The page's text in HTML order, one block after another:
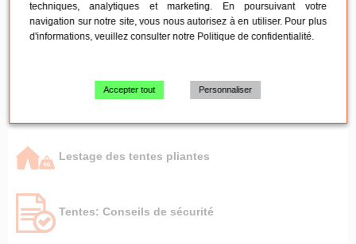
Tentes pliantes par besoin
Capacité des tentes pliantes
Lestage des tentes pliantes
Tentes: Conseils de sécurité
techniques, analytiques et marketing. En poursuivant votre
navigation sur notre site, vous nous autorisez à en utiliser. Pour plus
d'informations, veuillez consulter notre Politique de confidentialité
Accepter tout Personnaliser